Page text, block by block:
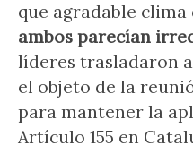
que agradable
ambos parecían
líderes trasladaron
el objeto de la
para mantener la
Artículo 155 en